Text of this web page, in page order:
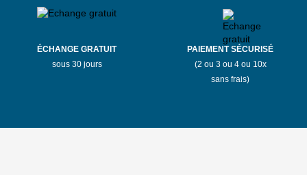
ÉCHANGE GRATUIT
sous 30 jours
PAIEMENT SÉCURISÉ
(2 ou 3 ou 4 ou 10x
sans frais)